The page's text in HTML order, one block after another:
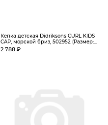
Кепка детская Didriksons CURL KIDS
CAP, морской бриз, 502952 (Размер:...
2 788 ₽